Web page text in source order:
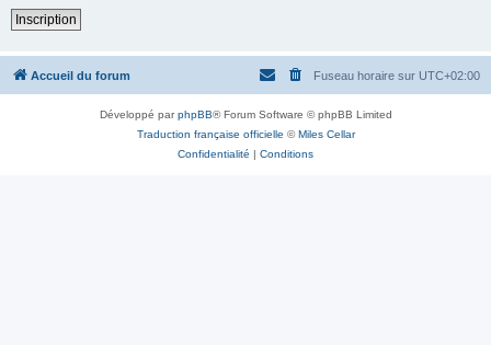
Inscription
Accueil du forum Fuseau horaire sur UTC+02:00
Développé parphpBB® Forum Software © phpBB Limited
Traduction française officielle ©Miles Cellar
Confidentialité | Conditions